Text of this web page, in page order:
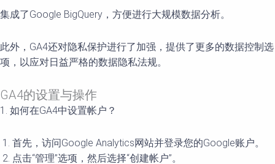
集成了Google BigQuery，方便进行大规模数据分析。
此外，GA4还对隐私保护进行了加强，提供了更多的数据控制选
项，以应对日益严格的数据隐私法规。
GA4的设置与操作
1. 如何在GA4中设置帐户？
首先，访问Google Analytics网站并登录您的Google账户。
点击“管理”选项，然后选择“创建帐户”。